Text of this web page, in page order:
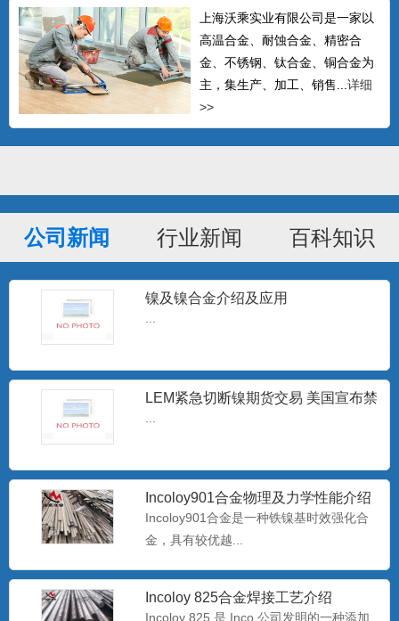
上海沃乘实业有限公司是一家以
高温合金、耐蚀合金、精密合
金、不锈钢、钛合金、铜合金为
主，集生产、加工、销售... 详细
>>
公司新闻 行业新闻 百科知识
镍及镍合金介绍及应用
LEM紧急切断镍期货交易 美国宣布禁
Incoloy901合金物理及力学性能介绍
Incoloy901合金是一种铁镍基时效强化合
金，具有较优越...
Incoloy 825合金焊接工艺介绍
Incoloy 825 是 Inco 公司发明的一种添加
GH605钴基高温合金棒 L605钴基焊
条 Haynes
可以生产δ≤14mm的热轧中板、δ≤4mm的
Hastelloy C-276无缝管 哈氏合金C-
276毛
Hastelloy C-276 对氧化性和中等还原性腐
N04400耐腐蚀合
Monel400是一种用量最大、用途最广、综
合性能好的耐蚀合...
专业生产耐腐蚀B30白铜管 b30镍白
铜板/棒
白铜是以镍为主要添加元素的铜基合金，
呈银白色，有金属光泽，故...
哈氏N10276镍基合金板 美标
Hastelloy C-2
哈氏C-276合是一种含钨的镍-铬-钼合金，